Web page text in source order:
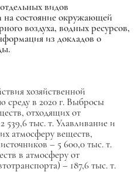
видов
на состояние окружающей
воздуха, водных ресурсов,
из докладов о
хозяйственной
среду в 2020 г. Выбросы
отходящих от
539,6 тыс. т. Улавливание и
атмосферу веществ,
– 5 600,0 тыс. т.
в атмосферу от
– 187,6 тыс. т.